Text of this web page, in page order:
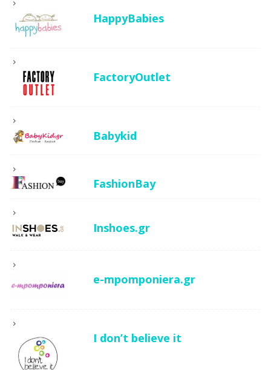
HappyBabies
FactoryOutlet
Babykid
FashionBay
Inshoes.gr
e-mpomponiera.gr
I don’t believe it